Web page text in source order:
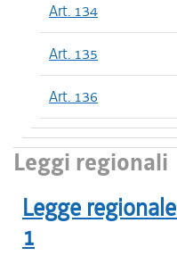
Art. 134
Art. 135
Art. 136
Leggi regionali
Legge regionale
1